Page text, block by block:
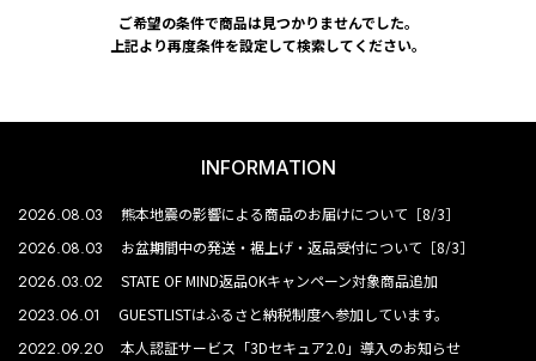
ご希望の条件で商品は見つかりませんでした。
上記より再度条件を設定して検索してください。
INFORMATION
2026.08.03 熊本地震の影響による商品のお届けについて［8/3］
2026.08.03 お盆期間中の発送・裾上げ・返品受付について［8/3］
2026.03.02 STATE OF MIND返品OKキャンペーン対象商品追加
2023.06.01 GUESTLISTはふるさと納税制度へ参加しています。
2022.09.20 本人認証サービス「3Dセキュア2.0」導入のお知らせ